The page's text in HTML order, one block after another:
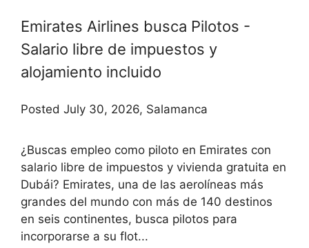
Emirates Airlines busca Pilotos -
Salario libre de impuestos y
alojamiento incluido
Posted July 30, 2026, Salamanca
¿Buscas empleo como piloto en Emirates con
salario libre de impuestos y vivienda gratuita en
Dubái? Emirates, una de las aerolíneas más
grandes del mundo con más de 140 destinos
en seis continentes, busca pilotos para
incorporarse a su flot...